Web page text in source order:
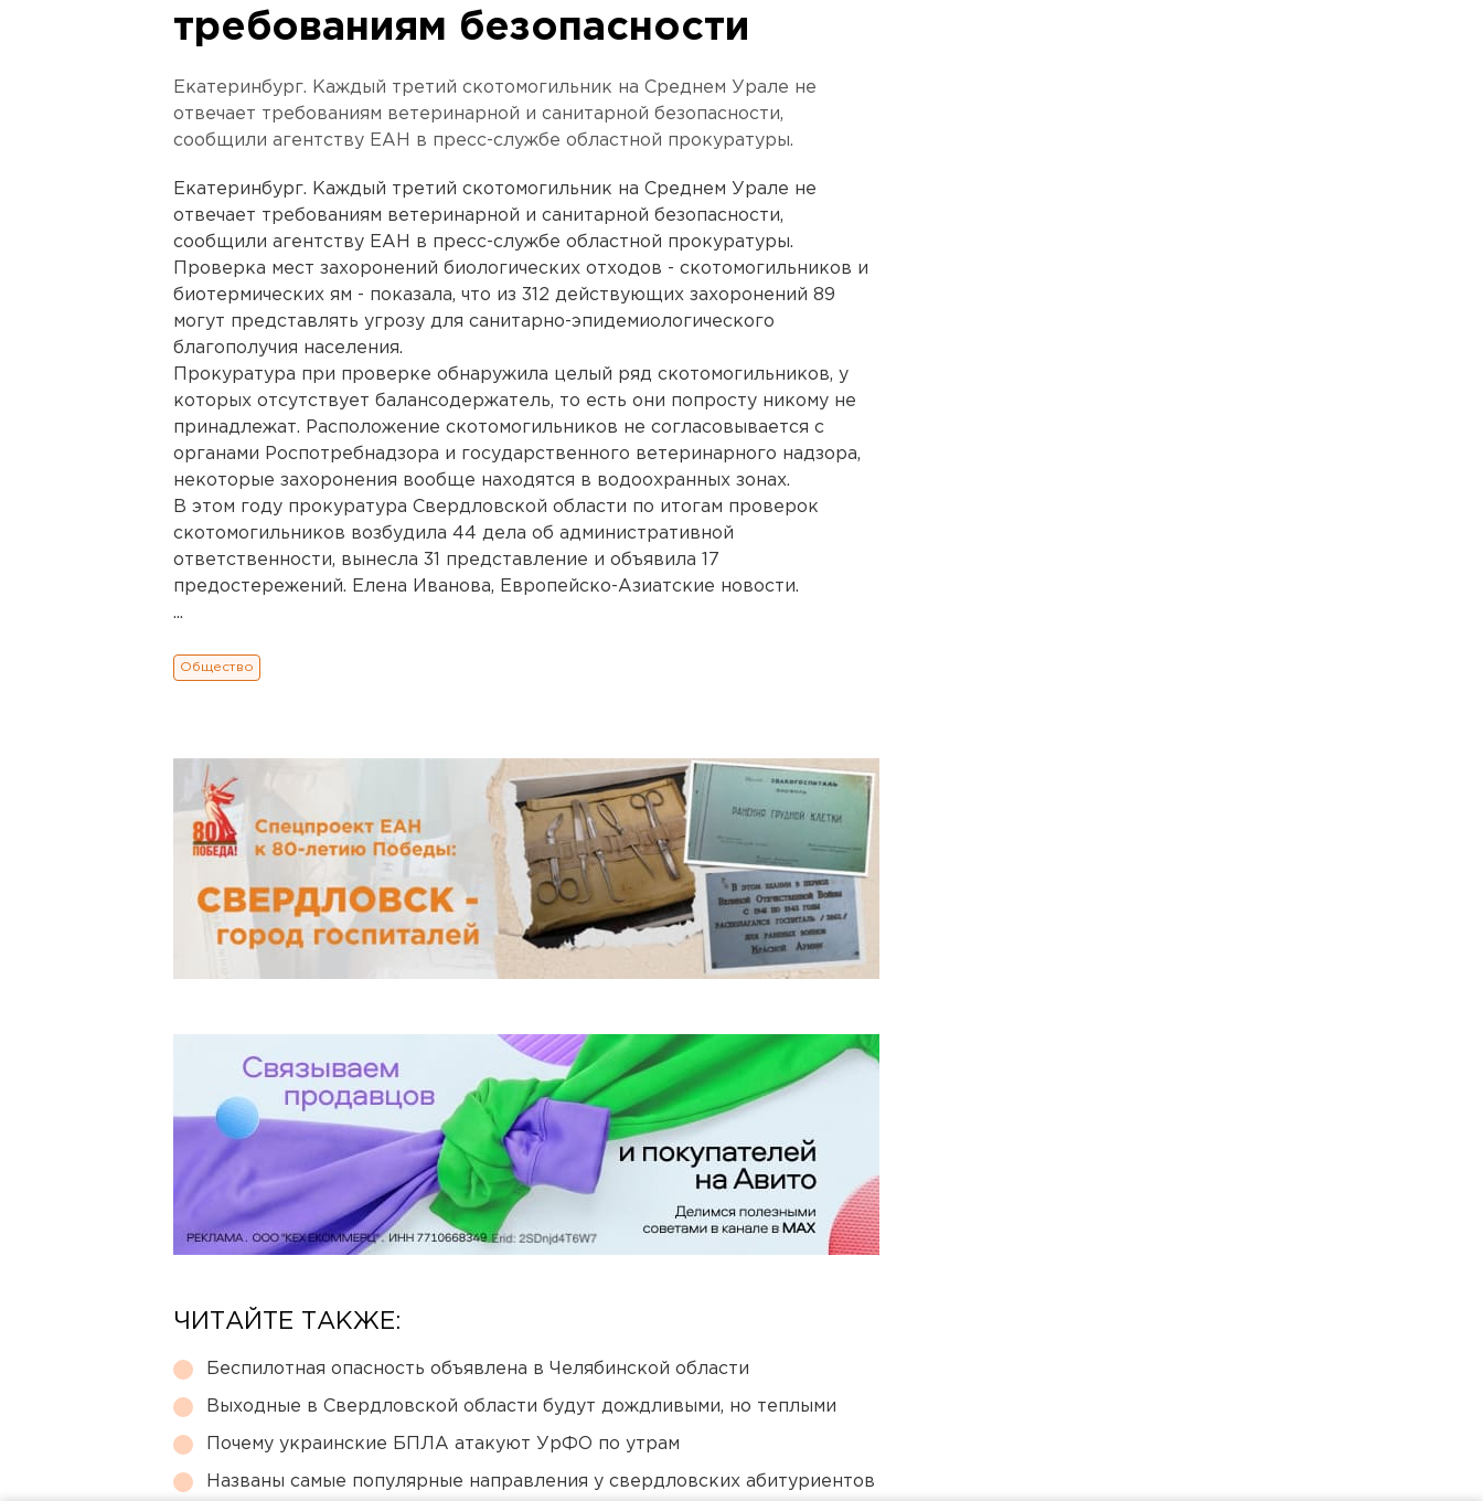
требованиям безопасности
Екатеринбург. Каждый третий скотомогильник на Среднем Урале не
отвечает требованиям ветеринарной и санитарной безопасности,
сообщили агентству ЕАН в пресс-службе областной прокуратуры.
Екатеринбург. Каждый третий скотомогильник на Среднем Урале не
отвечает требованиям ветеринарной и санитарной безопасности,
сообщили агентству ЕАН в пресс-службе областной прокуратуры.
Проверка мест захоронений биологических отходов - скотомогильников и
биотермических ям - показала, что из 312 действующих захоронений 89
могут представлять угрозу для санитарно-эпидемиологического
благополучия населения.
Прокуратура при проверке обнаружила целый ряд скотомогильников, у
которых отсутствует балансодержатель, то есть они попросту никому не
принадлежат. Расположение скотомогильников не согласовывается с
органами Роспотребнадзора и государственного ветеринарного надзора,
некоторые захоронения вообще находятся в водоохранных зонах.
В этом году прокуратура Свердловской области по итогам проверок
скотомогильников возбудила 44 дела об административной
ответственности, вынесла 31 представление и объявила 17
предостережений. Елена Иванова, Европейско-Азиатские новости.
...
Общество
ЧИТАЙТЕ ТАКЖЕ:
Беспилотная опасность объявлена в Челябинской области
Выходные в Свердловской области будут дождливыми, но теплыми
Почему украинские БПЛА атакуют УрФО по утрам
Названы самые популярные направления у свердловских абитуриентов